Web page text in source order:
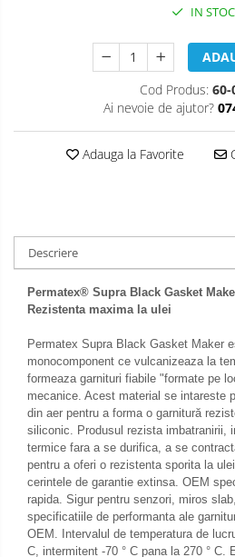
IN STOC
Cod Produs: 60-
Ai nevoie de ajutor?
Adauga la Favorite
Descriere
Permatex® Supra Black Gasket
Rezistenta maxima la ulei
Permatex Supra Black Gasket Maker
monocomponent ce vulcanizeaza la
formeaza garnituri fiabile "formate pe
mecanice. Acest material se intareste
din aer pentru a forma o garnitură
siliconic. Produsul rezista imbatranirii,
termice fara a se durifica, a se
pentru a oferi o rezistenta sporita la
cerintele de garantie extinsa. OEM
rapida. Sigur pentru senzori, miros
specificatiile de performanta ale
OEM. Intervalul de temperatura de
C, intermitent -70 ° C pana la 270 ° C.